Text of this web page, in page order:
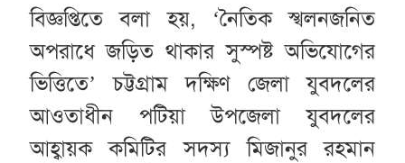
বিজ্ঞপ্তিতে বলা হয়, ‘নৈতিক স্খলনজনিত
অপরাধে জড়িত থাকার সুস্পষ্ট অভিযোগের
ভিত্তিতে’ চট্টগ্রাম দক্ষিণ জেলা যুবদলের
আওতাধীন পটিয়া উপজেলা যুবদলের
আহ্বায়ক কমিটির সদস্য মিজানুর রহমান